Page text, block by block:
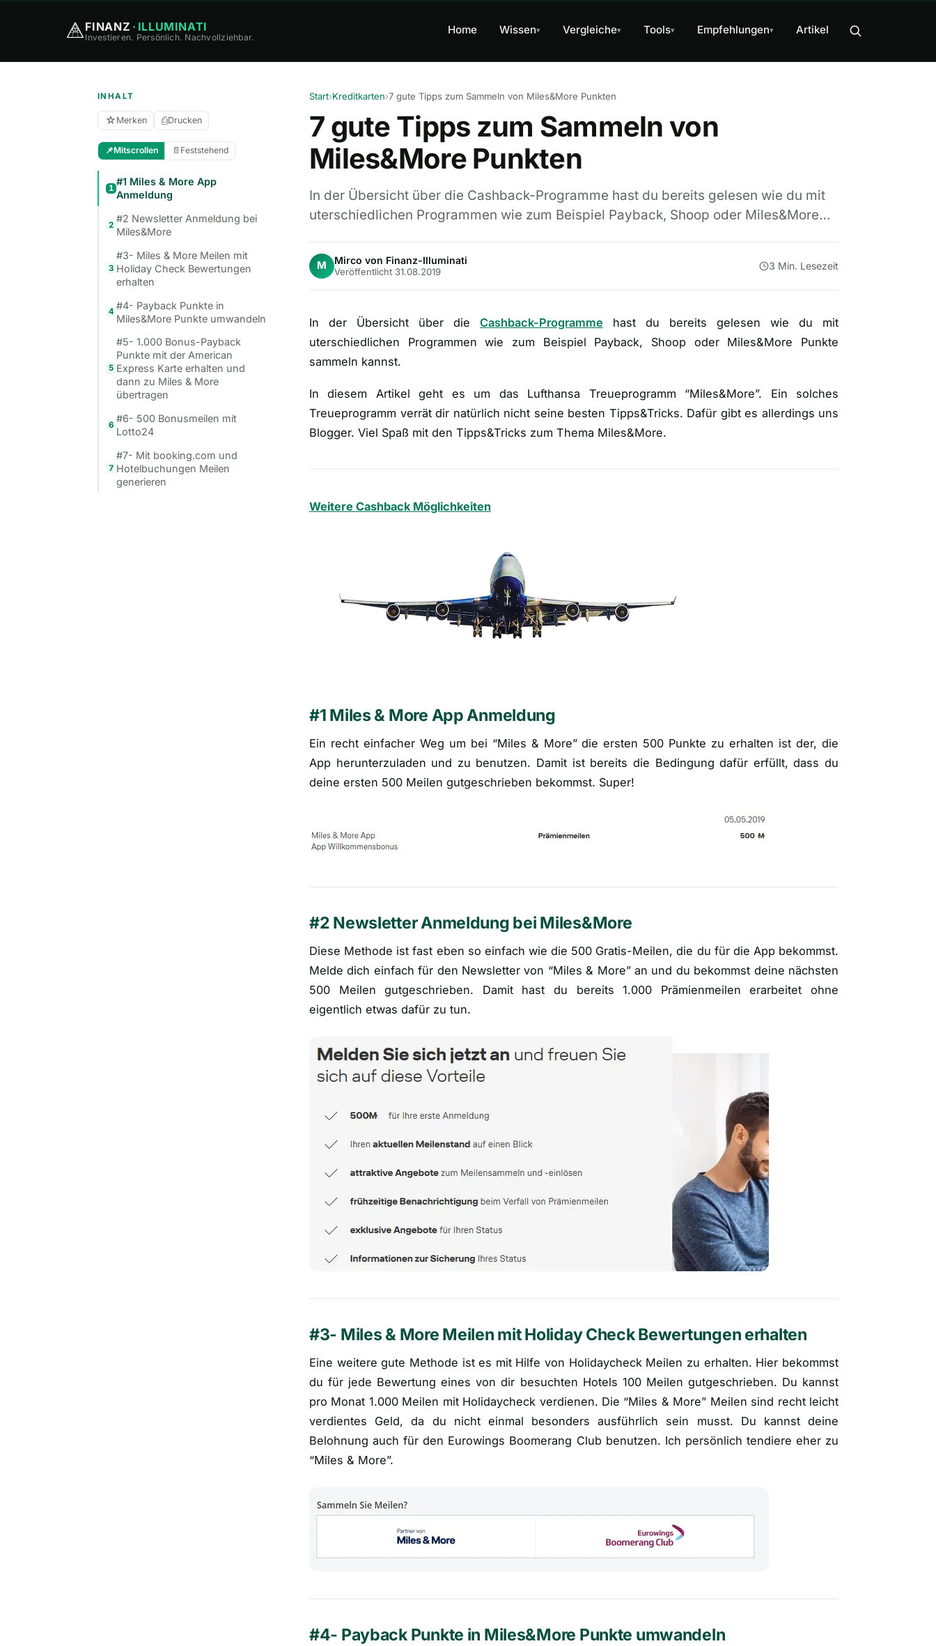
FINANZ · ILLUMINATI
Investieren. Persönlich. Nachvollziehbar.
Home Wissen▾ Vergleiche▾ Tools▾ Empfehlungen▾ Artikel
INHALT
☆ Merken ⎙Drucken
📌Mitscrollen 📄 Feststehend
1
#1 Miles & More App
Anmeldung
2
#2 Newsletter Anmeldung bei
Miles&More
3
#3- Miles & More Meilen mit
Holiday Check Bewertungen
erhalten
4
#4- Payback Punkte in
Miles&More Punkte umwandeln
5
#5- 1.000 Bonus-Payback
Punkte mit der American
Express Karte erhalten und
dann zu Miles & More
übertragen
6
#6- 500 Bonusmeilen mit
Lotto24
7
#7- Mit booking.com und
Hotelbuchungen Meilen
generieren
Start›Kreditkarten›7 gute Tipps zum Sammeln von Miles&More Punkten
7 gute Tipps zum Sammeln von
Miles&More Punkten
In der Übersicht über die Cashback-Programme hast du bereits gelesen wie du mit
uterschiedlichen Programmen wie zum Beispiel Payback, Shoop oder Miles&More…
M Mirco von Finanz-Illuminati
Veröffentlicht 31.08.2019
3 Min. Lesezeit
In der Übersicht über die Cashback-Programme hast du bereits gelesen wie du mit
uterschiedlichen Programmen wie zum Beispiel Payback, Shoop oder Miles&More Punkte
sammeln kannst.
In diesem Artikel geht es um das Lufthansa Treueprogramm “Miles&More”. Ein solches
Treueprogramm verrät dir natürlich nicht seine besten Tipps&Tricks. Dafür gibt es allerdings uns
Blogger. Viel Spaß mit den Tipps&Tricks zum Thema Miles&More.
Weitere Cashback Möglichkeiten
#1 Miles & More App Anmeldung
Ein recht einfacher Weg um bei “Miles & More” die ersten 500 Punkte zu erhalten ist der, die
App herunterzuladen und zu benutzen. Damit ist bereits die Bedingung dafür erfüllt, dass du
deine ersten 500 Meilen gutgeschrieben bekommst. Super!
#2 Newsletter Anmeldung bei Miles&More
Diese Methode ist fast eben so einfach wie die 500 Gratis-Meilen, die du für die App bekommst.
Melde dich einfach für den Newsletter von “Miles & More” an und du bekommst deine nächsten
500 Meilen gutgeschrieben. Damit hast du bereits 1.000 Prämienmeilen erarbeitet ohne
eigentlich etwas dafür zu tun.
#3- Miles & More Meilen mit Holiday Check Bewertungen erhalten
Eine weitere gute Methode ist es mit Hilfe von Holidaycheck Meilen zu erhalten. Hier bekommst
du für jede Bewertung eines von dir besuchten Hotels 100 Meilen gutgeschrieben. Du kannst
pro Monat 1.000 Meilen mit Holidaycheck verdienen. Die “Miles & More” Meilen sind recht leicht
verdientes Geld, da du nicht einmal besonders ausführlich sein musst. Du kannst deine
Belohnung auch für den Eurowings Boomerang Club benutzen. Ich persönlich tendiere eher zu
“Miles & More”.
#4- Payback Punkte in Miles&More Punkte umwandeln